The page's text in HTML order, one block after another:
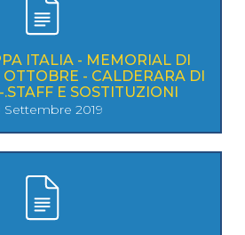
ITALIA - MEMORIAL DI
- CALDERARA DI
E SOSTITUZIONI
Settembre 2019